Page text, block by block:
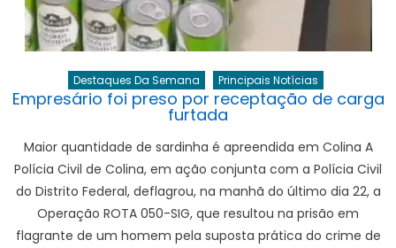
Destaques Da Semana Principais Notícias
Empresário foi preso por receptação de carga
furtada
Maior quantidade de sardinha é apreendida em Colina A
Polícia Civil de Colina, em ação conjunta com a Polícia Civil
do Distrito Federal, deflagrou, na manhã do último dia 22, a
Operação ROTA 050-SIG, que resultou na prisão em
flagrante de um homem pela suposta prática do crime de